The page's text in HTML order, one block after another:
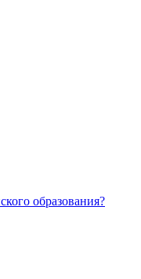
образования?